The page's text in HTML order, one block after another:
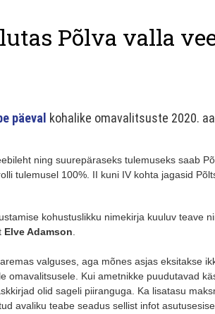
Põlva valla
päeval kohalike omavalitsuste 2020.
ning suurepäraseks tulemuseks saab
tulemusel 100%. II kuni IV kohta jagasid
kohustuslikku nimekirja kuuluv teave
Elve Adamson
valguses, aga mõnes asjas eksitakse
omavalitsusele. Kui ametnikke puudutavad
olid sageli piiranguga. Ka lisatasu
avaliku teabe seadus sellist infot